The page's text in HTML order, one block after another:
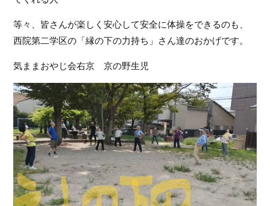
等々、皆さんが楽しく安心して安全に体操をできるのも、
西院第二学区の「縁の下の力持ち」さん達のおかげです。
気ままおやじ会右京　京の野生児